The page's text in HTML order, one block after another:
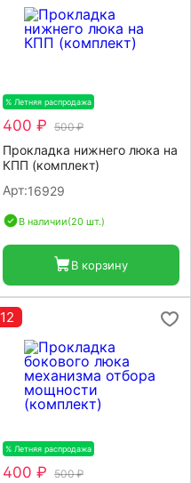
% Летняя распродажа
400 ₽ 500 ₽
Прокладка нижнего люка на
КПП (комплект)
Арт:16929
В наличии(20 шт.)
В корзину
12
% Летняя распродажа
400 ₽ 500 ₽